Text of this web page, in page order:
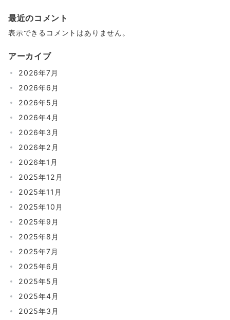
最近のコメント
表示できるコメントはありません。
アーカイブ
2026年7月
2026年6月
2026年5月
2026年4月
2026年3月
2026年2月
2026年1月
2025年12月
2025年11月
2025年10月
2025年9月
2025年8月
2025年7月
2025年6月
2025年5月
2025年4月
2025年3月